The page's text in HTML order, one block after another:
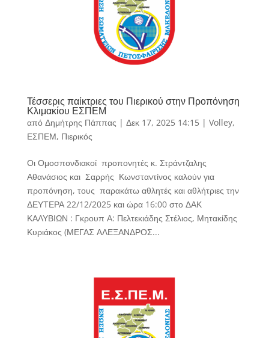
Τέσσερις παίκτριες του Πιερικού στην Προπόνηση
Κλιμακίου ΕΣΠΕΜ
από Δημήτρης Πάππας | Δεκ 17, 2025 14:15| Volley,
ΕΣΠΕΜ, Πιερικός
Οι Ομοσπονδιακοί προπονητές κ. Στράντζαλης
Αθανάσιος και Σαρρής Κωνσταντίνος καλούν για
προπόνηση, τους παρακάτω αθλητές και αθλήτριες την
ΔΕΥΤΕΡΑ 22/12/2025 και ώρα 16:00 στο ΔΑΚ
ΚΑΛΥΒΙΩΝ : Γκρουπ Α: Πελτεκιάδης Στέλιος, Μητακίδης
Κυριάκος (ΜΕΓΑΣ ΑΛΕΞΑΝΔΡΟΣ...